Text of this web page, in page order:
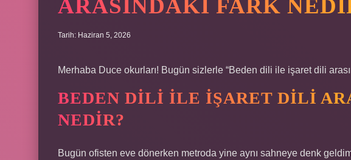
ARASINDAKI FARK
Tarih: Haziran 5, 2026
Merhaba Duce okurları! Bugün sizlerle “Beden dili ile işaret dili
BEDEN DILI ILE IŞARET DILI
NEDIR?
Bugün ofisten eve dönerken metroda yine aynı sahneye denk